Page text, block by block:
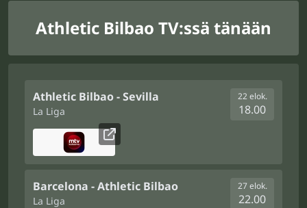
Athletic Bilbao TV:ssä tänään
Athletic Bilbao - Sevilla
La Liga
22 elok.
18.00
Barcelona - Athletic Bilbao
La Liga
27 elok.
22.00